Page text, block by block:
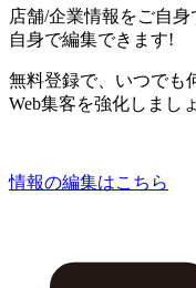
店舗/企業情報をご自
自身で編集できます!
無料登録で、いつでも
Web集客を強化しまし
情報の編集はこちら